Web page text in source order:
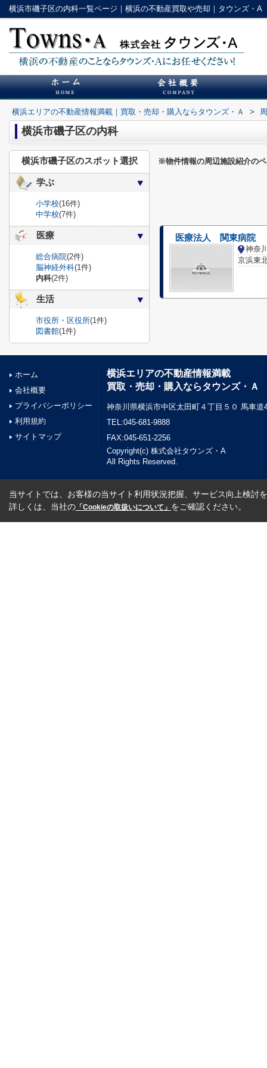
横浜市磯子区の内科一覧ページ｜横浜の不動産買取や売却｜タウンズ・A
横浜エリアの不動産情報満載｜買取・売却・購入ならタウンズ・Ａ >
横浜市磯子区の内科
※物件情報の周辺施設紹介の
医療法人 関東病院
神奈
京浜東
横浜市磯子区のスポット選択
学ぶ
小学校(16件)
中学校(7件)
医療
総合病院(2件)
脳神経外科(1件)
内科(2件)
生活
市役所・区役所(1件)
図書館(1件)
ホーム
会社概要
プライバシーポリシー
利用規約
サイトマップ
横浜エリアの不動産情報満載
買取・売却・購入ならタウンズ・Ａ
神奈川県横浜市中区太田町４丁目５０ 馬車道
TEL:045-681-9888
FAX:045-651-2256
Copyright(c) 株式会社タウンズ・A
All Rights Reserved.
当サイトでは、お客様の当サイト利用状況把握、サービス向上検討
詳しくは、当社の 「Cookieの取扱いについて」 をご確認ください。